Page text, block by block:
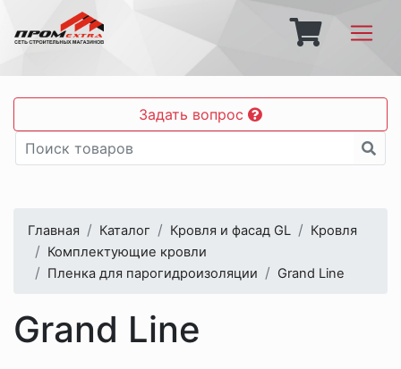
Задать вопрос
Главная Каталог Кровля и фасад GL
Кровля
Комплектующие кровли
Пленка для парогидроизоляции
Grand Line
Grand Line